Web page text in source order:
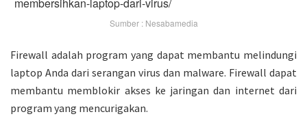
Sumber : Nesabamedia
Firewall adalah program yang dapat membantu melindungi
laptop Anda dari serangan virus dan malware. Firewall dapat
membantu memblokir akses ke jaringan dan internet dari
program yang mencurigakan.